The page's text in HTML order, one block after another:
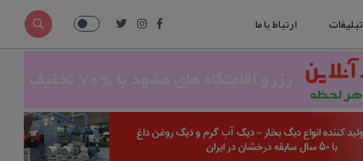
تبلیغات ارتباط با ما